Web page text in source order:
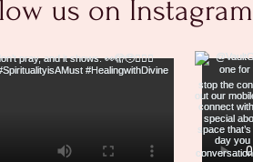
us on Instagram